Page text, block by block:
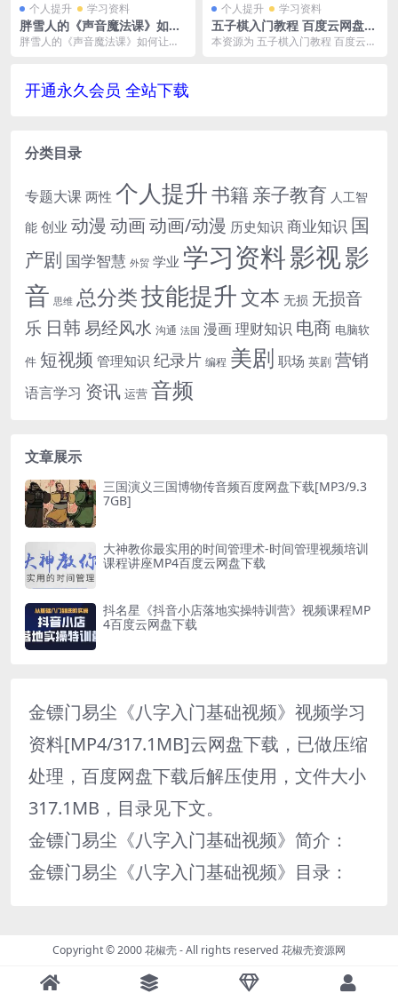
个人提升 学习资料
胖雪人的《声音魔法课》如何
让声音更好听,视频MP4百度云
胖雪人的《声音魔法课》如何让声
个人提升 学习资料
五子棋入门教程 百度云网盘资
源分享下载[MP4/1.49GB]
本资源为 五子棋入门教程 百度云网
开通永久会员 全站下载
分类目录
专题大课 两性 个人提升书籍 亲子教育 人工智
能 创业 动漫 动画动画/动漫 历史知识 商业知识 国
产剧 国学智慧 外贸 学业 学习资料影视影
音 思维 总分类技能提升文本 无损 无损音
乐 日韩易经风水 沟通 法国 漫画理财知识 电商 电脑软
件 短视频 管理知识 纪录片 编程 美剧 职场 英剧 营销
语言学习 资讯 运营 音频
文章展示
三国演义三国博物传音频百度网盘下载[MP3/9.3
7GB]
大神教你最实用的时间管理术-时间管理视频培训
课程讲座MP4百度云网盘下载
抖名星《抖音小店落地实操特训营》视频课程MP
4百度云网盘下载
金镖门易尘《八字入门基础视频》视频学习
资料[MP4/317.1MB]云网盘下载，已做压缩
处理，百度网盘下载后解压使用，文件大小
317.1MB，目录见下文。
金镖门易尘《八字入门基础视频》简介：
金镖门易尘《八字入门基础视频》目录：
Copyright © 2000 花椒壳 - All rights reserved 花椒壳资源网